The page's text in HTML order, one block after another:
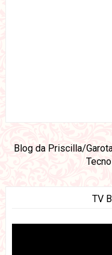
Blog da Priscilla/
TV